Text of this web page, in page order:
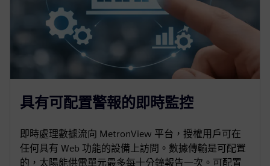
具有可配置警報的即時監控
即時處理數據流向 MetronView 平台，授權用戶可在
任何具有 Web 功能的設備上訪問。數據傳輸是可配置
的，太陽能供電單元最多每十分鐘報告一次。可配置